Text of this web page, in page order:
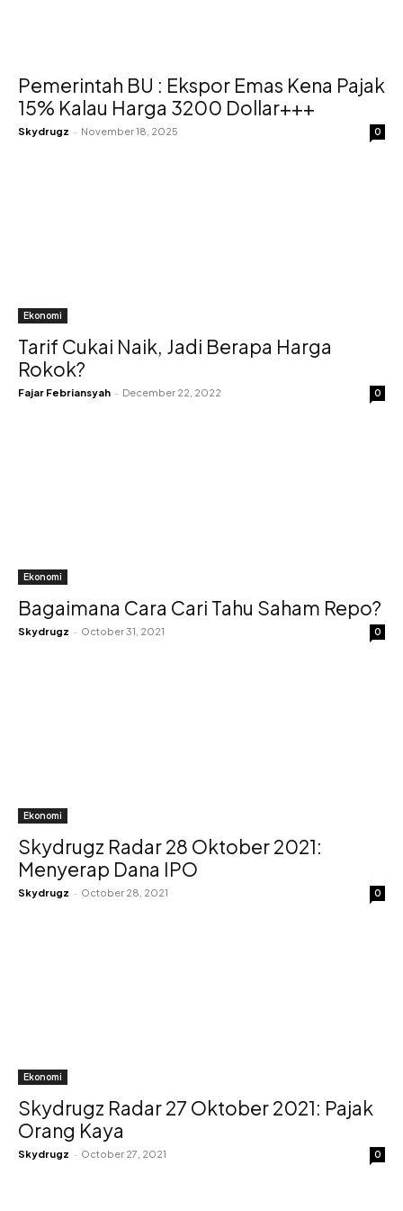
Pemerintah BU : Ekspor Emas Kena Pajak
15% Kalau Harga 3200 Dollar+++
Skydrugz - November 18, 2025 0
Ekonomi
Tarif Cukai Naik, Jadi Berapa Harga
Rokok?
Fajar Febriansyah - December 22, 2022 0
Ekonomi
Bagaimana Cara Cari Tahu Saham Repo?
Skydrugz - October 31, 2021 0
Ekonomi
Skydrugz Radar 28 Oktober 2021:
Menyerap Dana IPO
Skydrugz - October 28, 2021 0
Ekonomi
Skydrugz Radar 27 Oktober 2021: Pajak
Orang Kaya
Skydrugz - October 27, 2021 0